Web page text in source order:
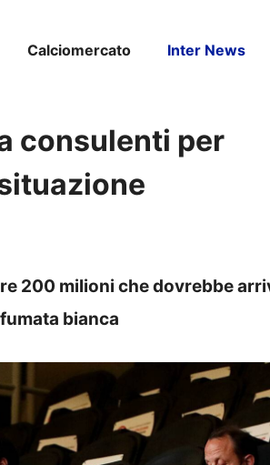
Calciomercato Inter News
consulenti per
200 milioni che dovrebbe
bianca